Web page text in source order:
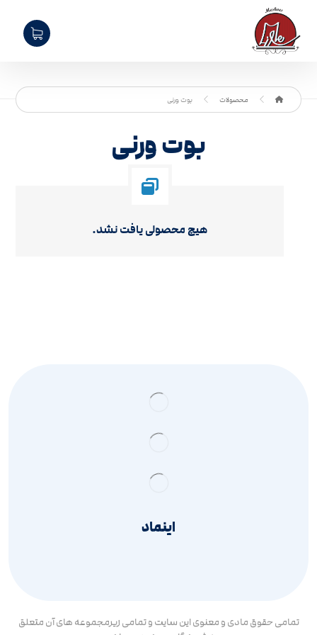
محصولات بوت ورنی
بوت ورنی
هیچ محصولی یافت نشد.
اینماد
تمامی حقوق مادی و معنوی این سایت و تمامی زیرمجموعه های آن متعلق